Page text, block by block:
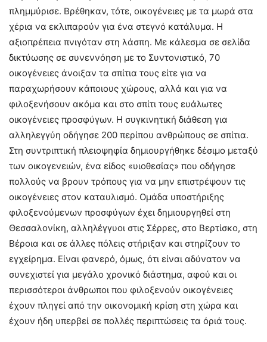
πλημμύρισε. Βρέθηκαν, τότε, οικογένειες με τα μωρά στα
χέρια να εκλιπαρούν για ένα στεγνό κατάλυμα. Η
αξιοπρέπεια πνιγόταν στη λάσπη. Με κάλεσμα σε σελίδα
δικτύωσης σε συνεννόηση με το Συντονιστικό, 70
οικογένειες άνοιξαν τα σπίτια τους είτε για να
παραχωρήσουν κάποιους χώρους, αλλά και για να
φιλοξενήσουν ακόμα και στο σπίτι τους ευάλωτες
οικογένειες προσφύγων. Η συγκινητική διάθεση για
αλληλεγγύη οδήγησε 200 περίπου ανθρώπους σε σπίτια.
Στη συντριπτική πλειοψηφία δημιουργήθηκε δέσιμο μεταξύ
των οικογενειών, ένα είδος «υιοθεσίας» που οδήγησε
πολλούς να βρουν τρόπους για να μην επιστρέψουν τις
οικογένειες στον καταυλισμό. Ομάδα υποστήριξης
φιλοξενούμενων προσφύγων έχει δημιουργηθεί στη
Θεσσαλονίκη, αλληλέγγυοι στις Σέρρες, στο Βερτίσκο, στη
Βέροια και σε άλλες πόλεις στήριξαν και στηρίζουν το
εγχείρημα. Είναι φανερό, όμως, ότι είναι αδύνατον να
συνεχιστεί για μεγάλο χρονικό διάστημα, αφού και οι
περισσότεροι άνθρωποι που φιλοξενούν οικογένειες
έχουν πληγεί από την οικονομική κρίση στη χώρα και
έχουν ήδη υπερβεί σε πολλές περιπτώσεις τα όριά τους.